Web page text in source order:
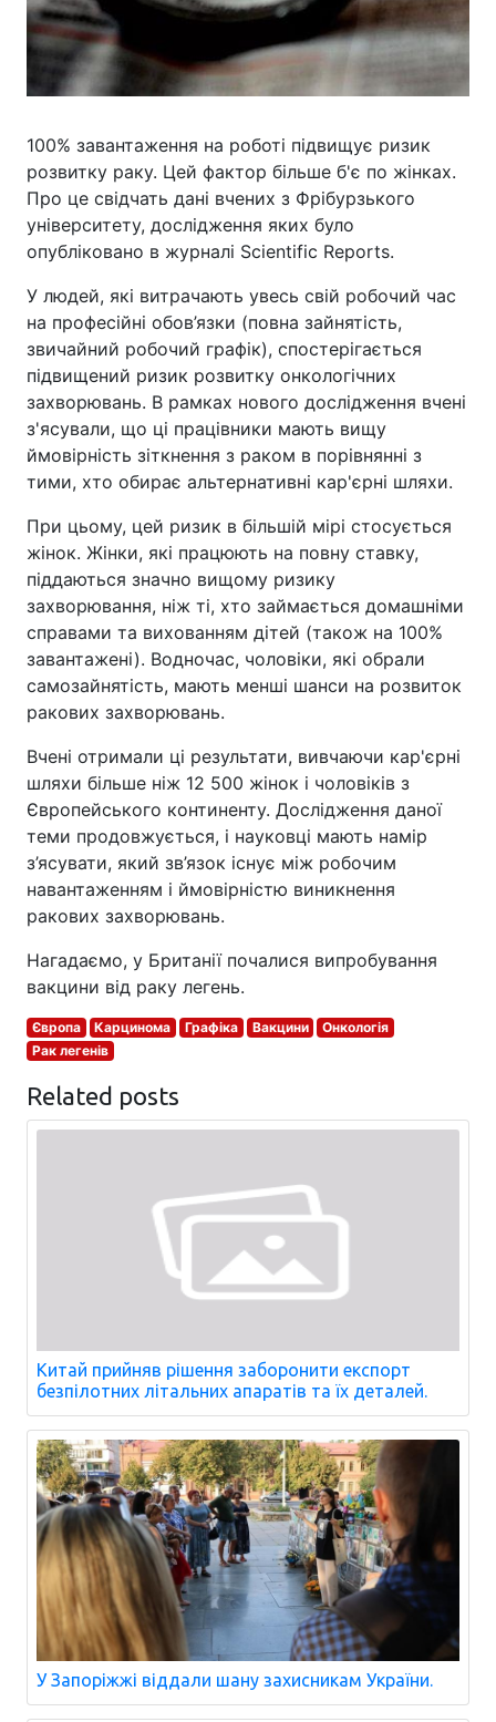
100% завантаження на роботі підвищує ризик
розвитку раку. Цей фактор більше б'є по жінках.
Про це свідчать дані вчених з Фрібурзького
університету, дослідження яких було
опубліковано в журналі Scientific Reports.
У людей, які витрачають увесь свій робочий час
на професійні обов’язки (повна зайнятість,
звичайний робочий графік), спостерігається
підвищений ризик розвитку онкологічних
захворювань. В рамках нового дослідження вчені
з'ясували, що ці працівники мають вищу
ймовірність зіткнення з раком в порівнянні з
тими, хто обирає альтернативні кар'єрні шляхи.
При цьому, цей ризик в більшій мірі стосується
жінок. Жінки, які працюють на повну ставку,
піддаються значно вищому ризику
захворювання, ніж ті, хто займається домашніми
справами та вихованням дітей (також на 100%
завантажені). Водночас, чоловіки, які обрали
самозайнятість, мають менші шанси на розвиток
ракових захворювань.
Вчені отримали ці результати, вивчаючи кар'єрні
шляхи більше ніж 12 500 жінок і чоловіків з
Європейського континенту. Дослідження даної
теми продовжується, і науковці мають намір
з’ясувати, який зв’язок існує між робочим
навантаженням і ймовірністю виникнення
ракових захворювань.
Нагадаємо, у Британії почалися випробування
вакцини від раку легень.
Європа Карцинома Графіка Вакцини
Онкологія
Рак легенів
Related posts
Китай прийняв рішення заборонити експорт
безпілотних літальних апаратів та їх деталей.
У Запоріжжі віддали шану захисникам України.